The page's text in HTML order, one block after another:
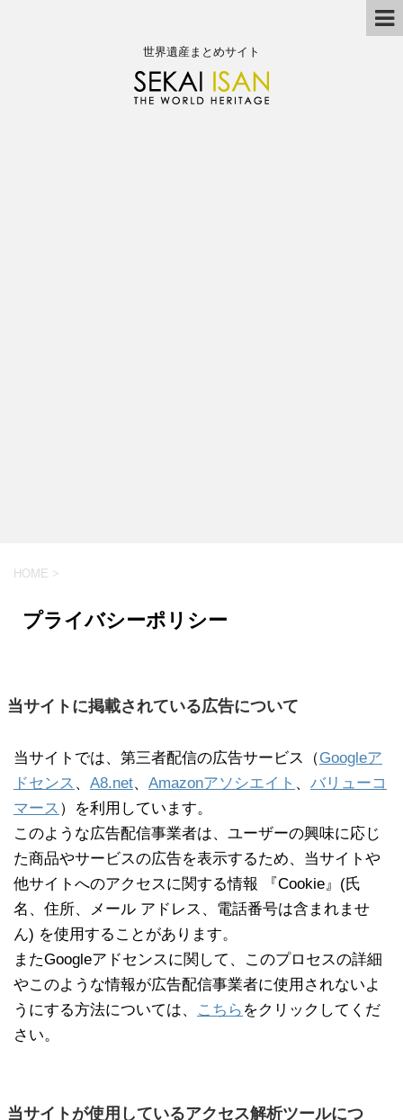
世界遺産まとめサイト
HOME >
プライバシーポリシー
当サイトに掲載されている広告について
当サイトでは、第三者配信の広告サービス（Googleア
ドセンス 、 A8.net、 Amazonアソシエイト 、 バリューコ
マース ）を利用しています。
このような広告配信事業者は、ユーザーの興味に応じ
た商品やサービスの広告を表示するため、当サイトや
他サイトへのアクセスに関する情報 『Cookie』(氏
名、住所、メール アドレス、電話番号は含まれませ
ん) を使用することがあります。
またGoogleアドセンスに関して、このプロセスの詳細
やこのような情報が広告配信事業者に使用されないよ
うにする方法については、
こちら をクリックしてくだ
さい。
当サイトが使用しているアクセス解析ツールにつ